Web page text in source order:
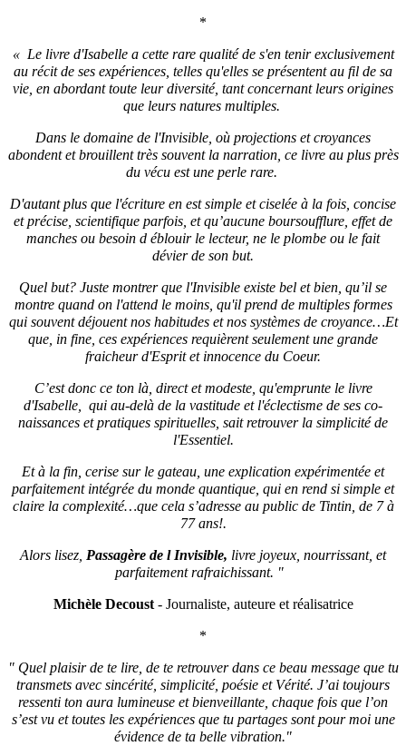
*
« Le livre d'Isabelle a cette rare qualité de s'en tenir exclusivement
au récit de ses expériences, telles qu'elles se présentent au fil de sa
vie, en abordant toute leur diversité, tant concernant leurs origines
que leurs natures multiples.
Dans le domaine de l'Invisible, où projections et croyances
abondent et brouillent très souvent la narration, ce livre au plus près
du vécu est une perle rare.
D'autant plus que l'écriture en est simple et ciselée à la fois, concise
et précise, scientifique parfois, et qu’aucune boursoufflure, effet de
manches ou besoin d éblouir le lecteur, ne le plombe ou le fait
dévier de son but.
Quel but? Juste montrer que l'Invisible existe bel et bien, qu’il se
montre quand on l'attend le moins, qu'il prend de multiples formes
qui souvent déjouent nos habitudes et nos systèmes de croyance…Et
que, in fine, ces expériences requièrent seulement une grande
fraicheur d'Esprit et innocence du Coeur.
C’est donc ce ton là, direct et modeste, qu'emprunte le livre
d'Isabelle, qui au-delà de la vastitude et l'éclectisme de ses co-
naissances et pratiques spirituelles, sait retrouver la simplicité de
l'Essentiel.
Et à la fin, cerise sur le gateau, une explication expérimentée et
parfaitement intégrée du monde quantique, qui en rend si simple et
claire la complexité…que cela s’adresse au public de Tintin, de 7 à
77 ans!.
Alors lisez, Passagère de l Invisible, livre joyeux, nourrissant, et
parfaitement rafraichissant. "
Michèle Decoust- Journaliste, auteure et réalisatrice
*
" Quel plaisir de te lire, de te retrouver dans ce beau message que tu
transmets avec sincérité, simplicité, poésie et Vérité. J’ai toujours
ressenti ton aura lumineuse et bienveillante, chaque fois que l’on
s’est vu et toutes les expériences que tu partages sont pour moi une
évidence de ta belle vibration."